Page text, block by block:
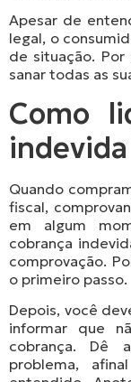
Apesar de
legal, o
de situação. Por
sanar todas as
Como
indevida
Quando
fiscal,
em algum
cobrança
comprovação.
o primeiro passo.
Depois, você
informar que
cobrança. Dê
problema,